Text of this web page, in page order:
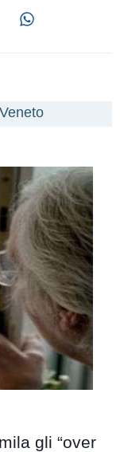
gli “over